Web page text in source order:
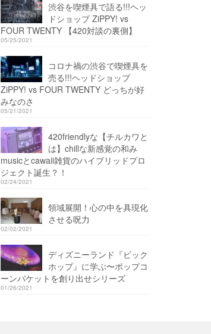
渋谷を喫煙具で語る!!!ヘッ
ドショップ ZiPPY! vs
FOUR TWENTY 【420対談の裏側】
05/25/2021
コロナ禍の渋谷で喫煙具を
売る!!!ヘッドショップ
ZiPPY! vs FOUR TWENTY どっちが好
みなのさ
05/21/2021
420friendlyな【チルカワと
は】chillな新感覚の和み
musicとcawaii雑貨のハイブリッドプロ
ジェクト誕生？！
02/24/2021
領域展開！心の中を具現化
させる呪力
02/02/2021
ディズニーランド『ビック
ホップ』に学ぶ〜ポップコ
ーンバケットを創り出せシリーズ
01/26/2021